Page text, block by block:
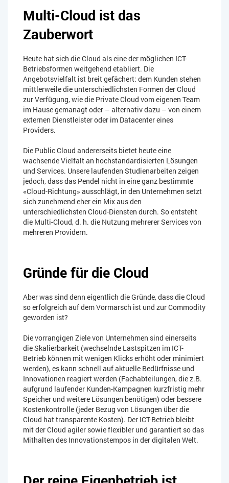
Multi-Cloud ist das
Zauberwort
Heute hat sich die Cloud als eine der möglichen ICT-
Betriebsformen weitgehend etabliert. Die
Angebotsvielfalt ist breit gefächert: dem Kunden stehen
mittlerweile die unterschiedlichsten Formen der Cloud
zur Verfügung, wie die Private Cloud vom eigenen Team
im Hause gemanagt oder – alternativ dazu – von einem
externen Dienstleister oder im Datacenter eines
Providers.
Die Public Cloud andererseits bietet heute eine
wachsende Vielfalt an hochstandardisierten Lösungen
und Services. Unsere laufenden Studienarbeiten zeigen
jedoch, dass das Pendel nicht in eine ganz bestimmte
«Cloud-Richtung» ausschlägt, in den Unternehmen setzt
sich zunehmend eher ein Mix aus den
unterschiedlichsten Cloud-Diensten durch. So entsteht
die Multi-Cloud, d. h. die Nutzung mehrerer Services von
mehreren Providern.
Gründe für die Cloud
Aber was sind denn eigentlich die Gründe, dass die Cloud
so erfolgreich auf dem Vormarsch ist und zur Commodity
geworden ist?
Die vorrangigen Ziele von Unternehmen sind einerseits
die Skalierbarkeit (wechselnde Lastspitzen im ICT-
Betrieb können mit wenigen Klicks erhöht oder minimiert
werden), es kann schnell auf aktuelle Bedürfnisse und
Innovationen reagiert werden (Fachabteilungen, die z.B.
aufgrund laufender Kunden-Kampagnen kurzfristig mehr
Speicher und weitere Lösungen benötigen) oder bessere
Kostenkontrolle (jeder Bezug von Lösungen über die
Cloud hat transparente Kosten). Der ICT-Betrieb bleibt
mit der Cloud agiler sowie flexibler und garantiert so das
Mithalten des Innovationstempos in der digitalen Welt.